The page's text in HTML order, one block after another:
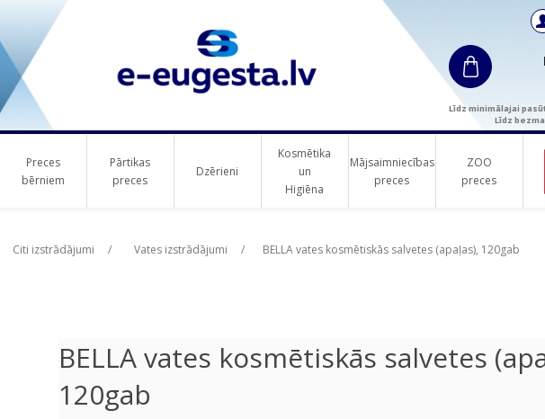
Līdz minimālajai
Līdz
Preces
bērniem
Pārtikas
preces
Dzērieni
Kosmētika
un
Higiēna
Mājsaimniecības
preces
ZOO
preces
Citi izstrādājumi / Vates izstrādājumi / BELLA vates kosmētiskās salvetes (apaļas), 120gab
BELLA vates kosmētiskās salvetes
120gab